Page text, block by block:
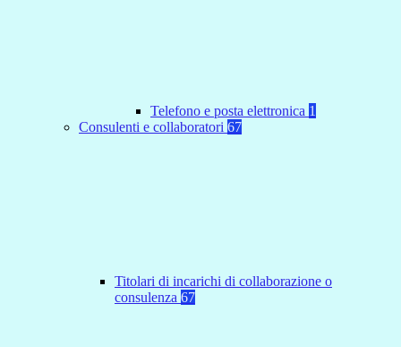
Telefono e posta elettronica 1
Consulenti e collaboratori 67
Titolari di incarichi di collaborazione o
consulenza 67